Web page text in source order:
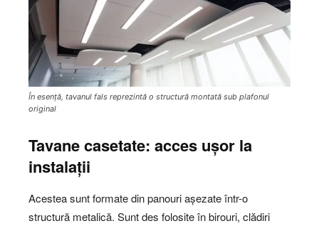
În esență, tavanul fals reprezintă o structură montată sub plafonul
original
Tavane casetate: acces ușor la
instalații
Acestea sunt formate din panouri așezate într-o
structură metalică. Sunt des folosite în birouri, clădiri